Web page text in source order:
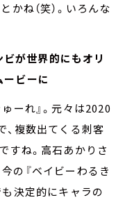
かね（笑）。いろんな
ビが世界的にもオリ
ビーに
ーれ』。元々は2020
、複数出てくる刺客
すね。高石あかりさ
の『ベイビーわるき
も決定的にキャラの